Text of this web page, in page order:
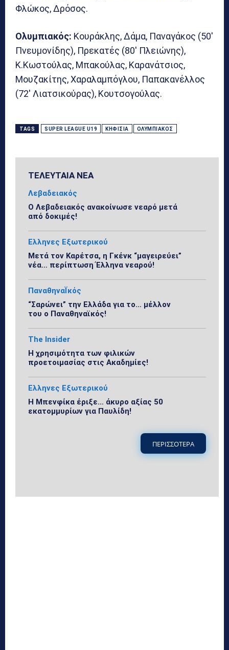
Φλώκος, Δρόσος.
Ολυμπιακός: Κουράκλης, Δάμα, Παναγάκος (50′
Πνευμονίδης), Πρεκατές (80′ Πλειώνης),
Κ.Κωστούλας, Μπακούλας, Καρανάτσιος,
Μουζακίτης, Χαραλαμπόγλου, Παπακανέλλος
(72′ Λιατσικούρας), Κουτσογούλας.
TAGS SUPER LEAGUE U19 ΚΗΦΙΣΙΆ ΟΛΥΜΠΙΑΚΌΣ
ΤΕΛΕΥΤΑΙΑ ΝΕΑ
Λεβαδειακός
Ο Λεβαδειακός ανακοίνωσε νεαρό μετά
από δοκιμές!
Ελληνες Εξωτερικού
Μετά τον Καρέτσα, η Γκένκ “μαγειρεύει”
νέα… περίπτωση Έλληνα νεαρού!
ΠαναθηναΪκός
“Σαρώνει” την Ελλάδα για το… μέλλον
του ο Παναθηναϊκός!
The Insider
Η χρησιμότητα των φιλικών
προετοιμασίας στις Ακαδημίες!
Ελληνες Εξωτερικού
Η Μπενφίκα έριξε… άκυρο αξίας 50
εκατομμυρίων για Παυλίδη!
ΠΕΡΙΣΣΟΤΕΡΑ